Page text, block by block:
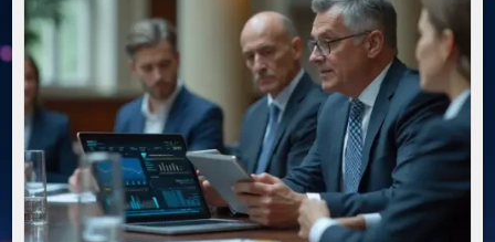
ZUR
BEWÄLTIGUNG
KOMPLEXER
HERAUSFORDERUNGEN.